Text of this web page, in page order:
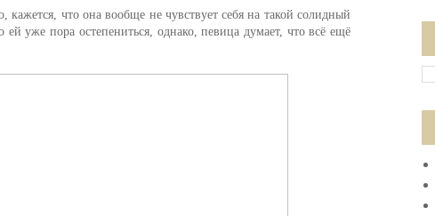
кажется, что она вообще не чувствует себя на такой солидный
ей уже пора остепениться, однако, певица думает, что всё ещё